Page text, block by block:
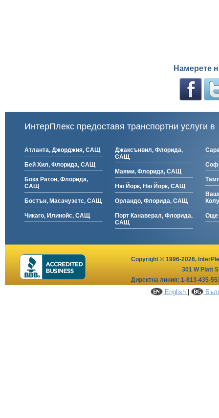
Намерете
ИнтерПлекс предоставя транспортни услуги в
Атланта, Джорджия, САЩ
Бей Хил, Флорида, САЩ
Бока Ратон, Флорида,
САЩ
Бостън, Масачузетс, САЩ
Чикаго, Илинойс, САЩ
Джаксънвил, Флорида,
САЩ
Маями, Флорида, САЩ
Ню Йорк, Ню Йорк, САЩ
Орландо, Флорида, САЩ
Порт Канаверал, Флорида,
САЩ
Още
Copyright © 1996-2026,
301 W Platt
Директна линия: 1-813-435-
English